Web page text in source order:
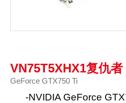
VN75T5XHX1复仇者
GeForce GTX750 Ti
-NVIDIA GeForce